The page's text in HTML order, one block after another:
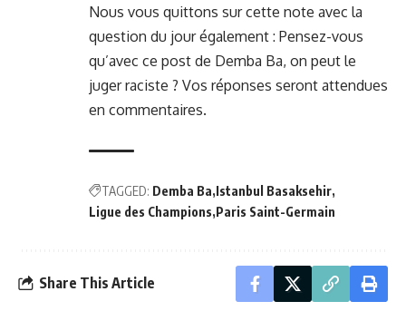
Nous vous quittons sur cette note avec la
question du jour également : Pensez-vous
qu’avec ce post de Demba Ba, on peut le
juger raciste ? Vos réponses seront attendues
en commentaires.
TAGGED: Demba Ba Istanbul Basaksehir
Ligue des Champions Paris Saint-Germain
Share This Article